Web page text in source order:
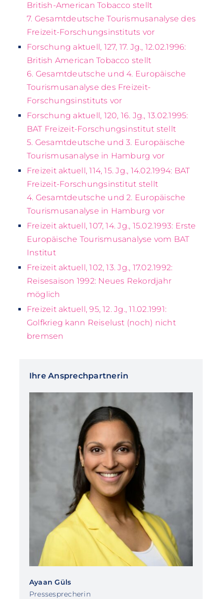
British-American Tobacco stellt
7. Gesamtdeutsche Tourismusanalyse des
Freizeit-Forschungsinstituts vor
Forschung aktuell, 127, 17. Jg., 12.02.1996:
British American Tobacco stellt
6. Gesamtdeutsche und 4. Europäische
Tourismusanalyse des Freizeit-
Forschungsinstituts vor
Forschung aktuell, 120, 16. Jg., 13.02.1995:
BAT Freizeit-Forschungsinstitut stellt
5. Gesamtdeutsche und 3. Europäische
Tourismusanalyse in Hamburg vor
Freizeit aktuell, 114, 15. Jg., 14.02.1994: BAT
Freizeit-Forschungsinstitut stellt
4. Gesamtdeutsche und 2. Europäische
Tourismusanalyse in Hamburg vor
Freizeit aktuell, 107, 14. Jg., 15.02.1993: Erste
Europäische Tourismusanalyse vom BAT
Institut
Freizeit aktuell, 102, 13. Jg., 17.02.1992:
Reisesaison 1992: Neues Rekordjahr
möglich
Freizeit aktuell, 95, 12. Jg., 11.02.1991:
Golfkrieg kann Reiselust (noch) nicht
bremsen
Ihre Ansprechpartnerin
Ayaan Güls
Pressesprecherin